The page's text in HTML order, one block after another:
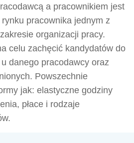
a pracownikiem jest
pracownika jednym z
organizacji pracy.
celu zachęcić kandydatów do
danego pracodawcy oraz
Powszechnie
jak: elastyczne godziny
płace i rodzaje